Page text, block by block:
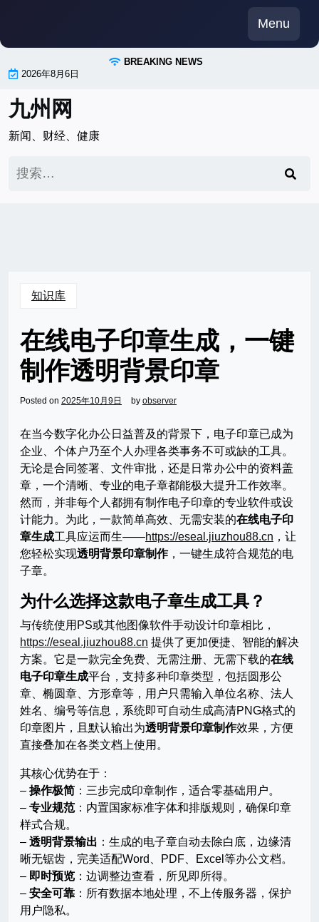
content
Menu
BREAKING NEWS
2026年8月6日
九州网
新闻、财经、健康
索：
知识库
在线电子印章生成，一键
制作透明背景印章
Posted on 2025年10月9日 by observer
在当今数字化办公日益普及的背景下，电子印章已成为
企业、个体户乃至个人办理各类事务不可或缺的工具。
无论是合同签署、文件审批，还是日常办公中的资料盖
章，一个清晰、专业的电子章都能极大提升工作效率。
然而，并非每个人都拥有制作电子印章的专业软件或设
计能力。为此，一款简单高效、无需安装的在线电子印
章生成工具应运而生——https://eseal.jiuzhou88.cn ，让
您轻松实现透明背景印章制作，一键生成符合规范的电
子章。
为什么选择这款电子章生成工具？
与传统使用PS或其他图像软件手动设计印章相比，
https://eseal.jiuzhou88.cn 提供了更加便捷、智能的解决
方案。它是一款完全免费、无需注册、无需下载的在线
电子印章生成平台，支持多种印章类型，包括圆形公
章、椭圆章、方形章等，用户只需输入单位名称、法人
姓名、编号等信息，系统即可自动生成高清PNG格式的
印章图片，且默认输出为透明背景印章制作效果，方便
直接叠加在各类文档上使用。
其核心优势在于：
– 操作极简 ：三步完成印章制作，适合零基础用户。
– 专业规范：内置国家标准字体和排版规则，确保印章
样式合规。
– 透明背景输出 ：生成的电子章自动去除白底，边缘清
晰无锯齿，完美适配Word、PDF、Excel等办公文档。
– 即时预览 ：边调整边查看，所见即所得。
– 安全可靠 ：所有数据本地处理，不上传服务器，保护
用户隐私。